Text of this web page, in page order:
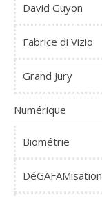
David Guyon
Fabrice di Vizio
Grand Jury
Numérique
Biométrie
DéGAFAMisation